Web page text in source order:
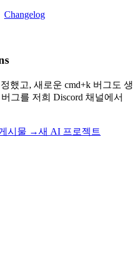
Changelog
했고, 새로운 cmd+k 버그도 생
그를 저희 Discord 채널에서
시물 →새 AI 프로젝트